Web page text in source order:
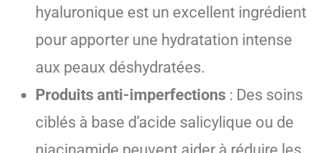
hyaluronique est un excellent ingrédient
pour apporter une hydratation intense
aux peaux déshydratées.
Produits anti-imperfections : Des soins
ciblés à base d’acide salicylique ou de